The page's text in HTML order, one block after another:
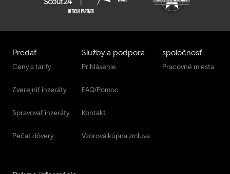
Predať
Ceny a tarify
Zverejniť inzeráty
Spravovať inzeráty
Pečať dôvery
Služby a podpora
Prihlásenie
FAQ/Pomoc
Kontakt
Vzorová kúpna zmluva
spoločnosť
Pracovné miesta